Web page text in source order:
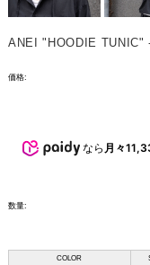
ANEI "HOODIE TUNIC"
価格:
なら 月々
数量:
COLOR